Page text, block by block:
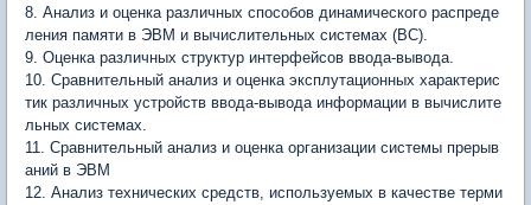
8. Анализ и оценка различных способов динамического распреде
ления памяти в ЭВМ и вычислительных системах (ВС).
9. Оценка различных структур интерфейсов ввода-вывода.
10. Сравнительный анализ и оценка эксплутационных характерис
тик различных устройств ввода-вывода информации в вычислите
льных системах.
11. Сравнительный анализ и оценка организации системы прерыв
аний в ЭВМ
12. Анализ технических средств, используемых в качестве терми